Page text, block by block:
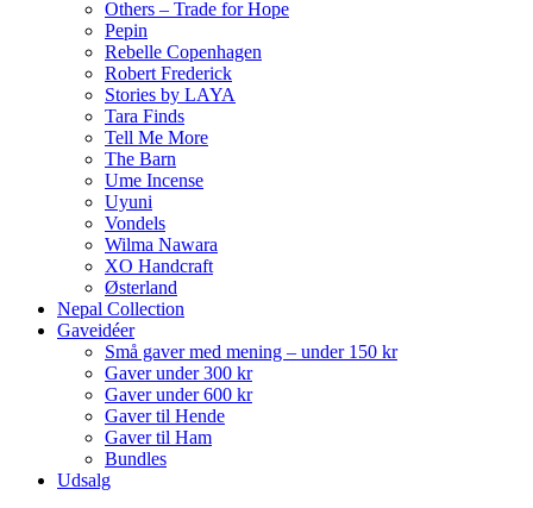
Others – Trade for Hope
Pepin
Rebelle Copenhagen
Robert Frederick
Stories by LAYA
Tara Finds
Tell Me More
The Barn
Ume Incense
Uyuni
Vondels
Wilma Nawara
XO Handcraft
Østerland
Nepal Collection
Gaveidéer
Små gaver med mening – under 150 kr
Gaver under 300 kr
Gaver under 600 kr
Gaver til Hende
Gaver til Ham
Bundles
Udsalg